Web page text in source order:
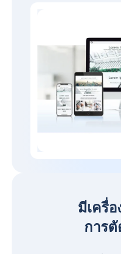
มีเครื่
การ